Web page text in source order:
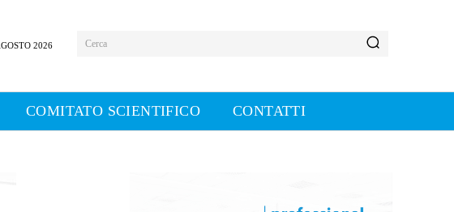
2026 Cerca
COMITATO SCIENTIFICO CONTATTI